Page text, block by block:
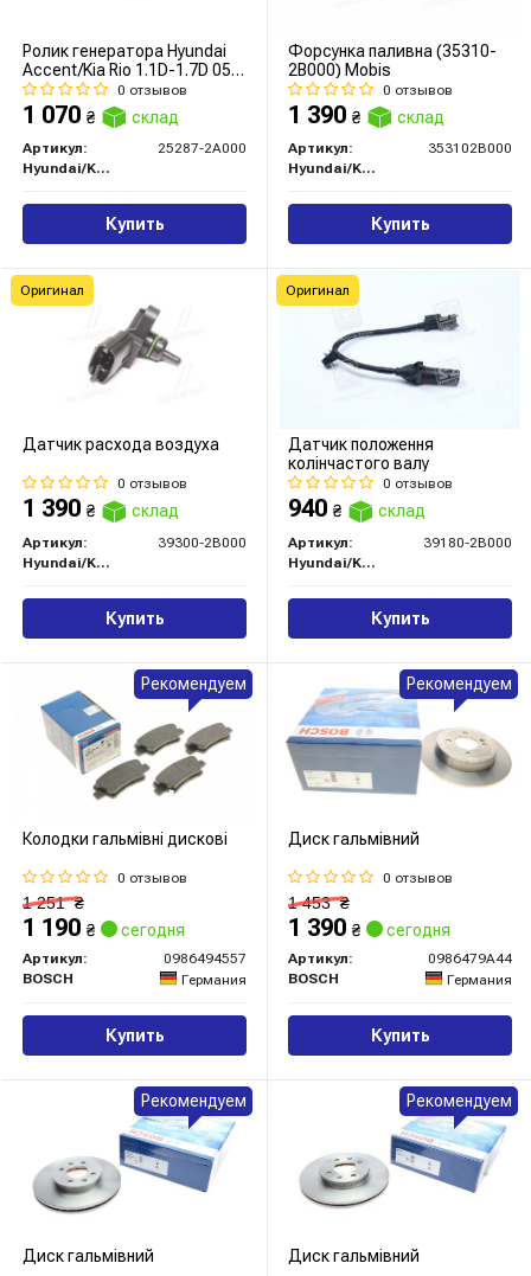
Ролик генератора Hyundai
Accent/Kia Rio 1.1D-1.7D 05-
(паразитний) (60х22)
0 отзывов
1 070 ₴ склад
Артикул:
25287-2A000
Hyundai/Kia/Mobis
Купить
Форсунка паливна (35310-
2B000) Mobis
0 отзывов
1 390 ₴ склад
Артикул:
353102B000
Hyundai/Kia/Mobis
Купить
Датчик расхода воздуха
0 отзывов
1 390 ₴ склад
Артикул:
39300-2B000
Hyundai/Kia/Mobis
Купить
Оригинал
Датчик положення
колiнчастого валу
0 отзывов
940 ₴ склад
Артикул:
39180-2B000
Hyundai/Kia/Mobis
Купить
Оригинал
Колодки гальмівні дискові
0 отзывов
1 251₴
1 190 ₴ сегодня
Артикул:
0986494557
BOSCH
Германия
Купить
Рекомендуем
Диск гальмівний
0 отзывов
1 453₴
1 390 ₴ сегодня
Артикул:
0986479A44
BOSCH
Германия
Купить
Рекомендуем
Диск гальмівний
Рекомендуем
Диск гальмівний
Рекомендуем